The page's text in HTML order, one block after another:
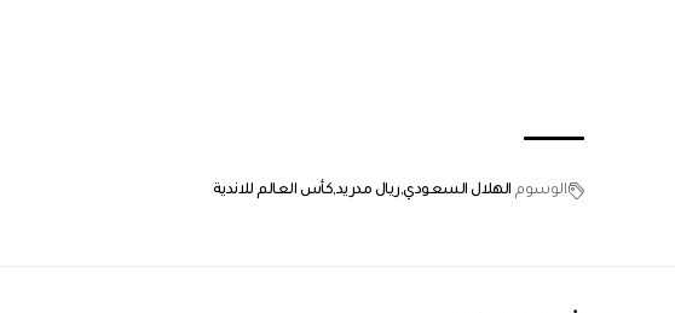
الوسوم الهلال السعودي ريال مدريد كأس العالم للاندية